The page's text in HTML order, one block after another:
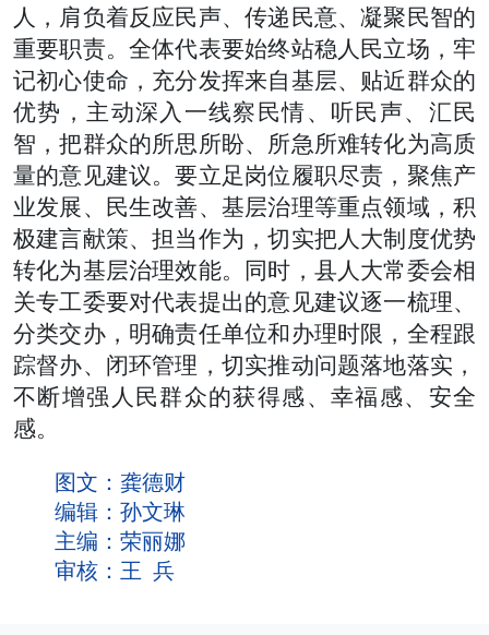
人，肩负着反应民声、传递民意、凝聚民智的
重要职责。全体代表要始终站稳人民立场，牢
记初心使命，充分发挥来自基层、贴近群众的
优势，主动深入一线察民情、听民声、汇民
智，把群众的所思所盼、所急所难转化为高质
量的意见建议。要立足岗位履职尽责，聚焦产
业发展、民生改善、基层治理等重点领域，积
极建言献策、担当作为，切实把人大制度优势
转化为基层治理效能。同时，县人大常委会相
关专工委要对代表提出的意见建议逐一梳理、
分类交办，明确责任单位和办理时限，全程跟
踪督办、闭环管理，切实推动问题落地落实，
不断增强人民群众的获得感、幸福感、安全
感。
图文：龚德财
编辑：孙文琳
主编：荣丽娜
审核：王 兵